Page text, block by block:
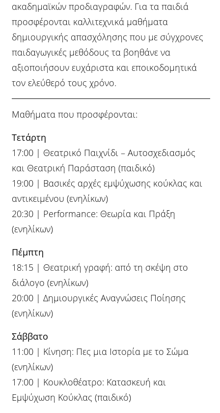
ακαδημαϊκών προδιαγραφών. Για τα παιδιά
προσφέρονται καλλιτεχνικά μαθήματα
δημιουργικής απασχόλησης που με σύγχρονες
παιδαγωγικές μεθόδους τα βοηθάνε να
αξιοποιήσουν ευχάριστα και εποικοδομητικά
τον ελεύθερό τους χρόνο.
Μαθήματα που προσφέρονται:
Τετάρτη
17:00 | Θεατρικό Παιχνίδι – Αυτοσχεδιασμός
και Θεατρική Παράσταση (παιδικό)
19:00 | Βασικές αρχές εμψύχωσης κούκλας και
αντικειμένου (ενηλίκων)
20:30 | Performance: Θεωρία και Πράξη
(ενηλίκων)
Πέμπτη
18:15 | Θεατρική γραφή: από τη σκέψη στο
διάλογο (ενηλίκων)
20:00 | Δημιουργικές Αναγνώσεις Ποίησης
(ενηλίκων)
Σάββατο
11:00 | Κίνηση: Πες μια Ιστορία με το Σώμα
(ενηλίκων)
17:00 | Κουκλοθέατρο: Κατασκευή και
Εμψύχωση Κούκλας (παιδικό)